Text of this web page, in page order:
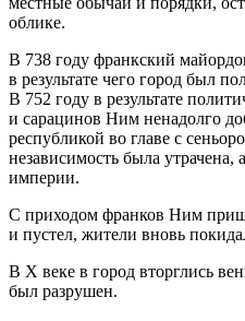
облике.
В 738 году франкский
в результате чего город был
В 752 году в результате
и сарацинов Ним ненадолго
республикой во главе с
независимость была утрачена,
империи.
С приходом франков Ним
и пустел, жители вновь
В X веке в город вторглись
был разрушен.